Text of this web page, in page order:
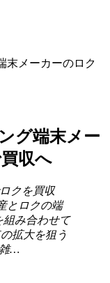
末メーカーのロク
グ端末メー
収へ
クを買収
とロクの端
組み合わせて
拡大を狙う
…